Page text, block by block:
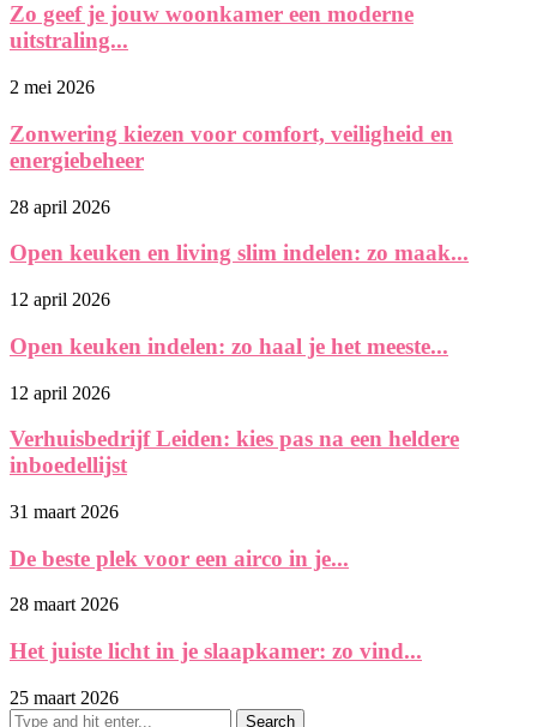
Zo geef je jouw woonkamer een moderne
uitstraling...
2 mei 2026
Zonwering kiezen voor comfort, veiligheid en
energiebeheer
28 april 2026
Open keuken en living slim indelen: zo maak...
12 april 2026
Open keuken indelen: zo haal je het meeste...
12 april 2026
Verhuisbedrijf Leiden: kies pas na een heldere
inboedellijst
31 maart 2026
De beste plek voor een airco in je...
28 maart 2026
Het juiste licht in je slaapkamer: zo vind...
25 maart 2026